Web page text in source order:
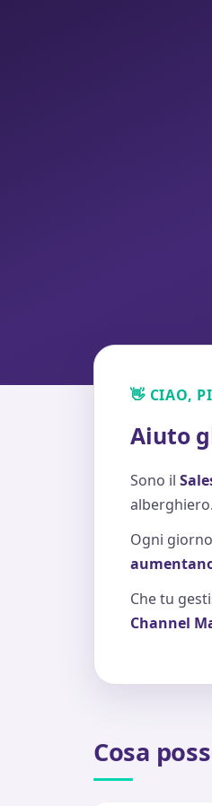
👋 CIAO,
Aiuto
Sono il
alberghiero.
Ogni
Che tu
Channel
Cosa